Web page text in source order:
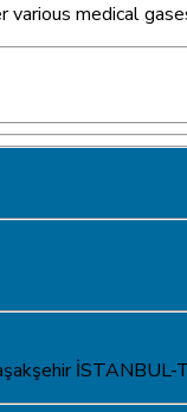
medical
İSTANBUL-